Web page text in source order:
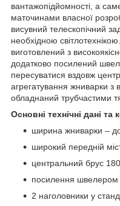
вантажопідйомності, а
маточинами власної
висувний телескопічний
необхідною
виготовлений з
додатково посилений
пересуватися вздовж
агрегатування жниварки з
обладнаний трубчастими
Основні технічні дані та
ширина жниварки –
широкий передній
центральний брус
посилення
2 наголовники у